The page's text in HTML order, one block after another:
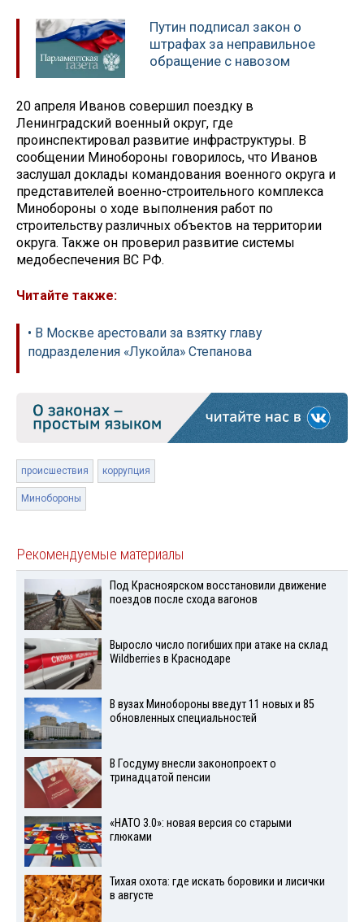
Путин подписал закон о
штрафах за неправильное
обращение с навозом
20 апреля Иванов совершил поездку в
Ленинградский военный округ, где
проинспектировал развитие инфраструктуры. В
сообщении Минобороны говорилось, что Иванов
заслушал доклады командования военного округа и
представителей военно-строительного комплекса
Минобороны о ходе выполнения работ по
строительству различных объектов на территории
округа. Также он проверил развитие системы
медобеспечения ВС РФ.
Читайте также:
• В Москве арестовали за взятку главу
подразделения «Лукойла» Степанова
происшествия коррупция
Минобороны
Рекомендуемые материалы
Под Красноярском восстановили движение
поездов после схода вагонов
Выросло число погибших при атаке на склад
Wildberries в Краснодаре
В вузах Минобороны введут 11 новых и 85
обновленных специальностей
В Госдуму внесли законопроект о
тринадцатой пенсии
«НАТО 3.0»: новая версия со старыми
глюками
Тихая охота: где искать боровики и лисички
в августе